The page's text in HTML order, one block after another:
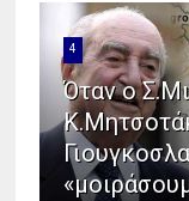
4
Όταν ο